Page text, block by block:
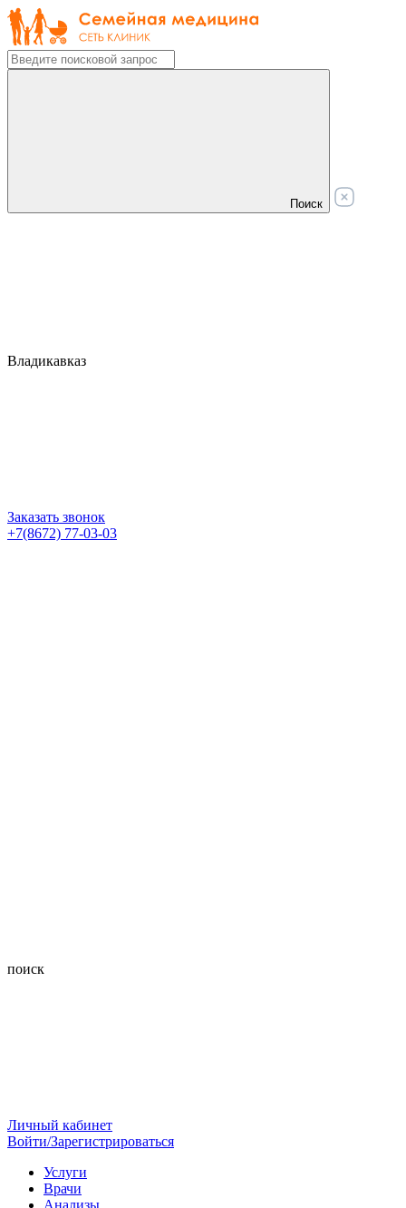
Поиск
Владикавказ
Заказать звонок
+7(8672) 77-03-03
поиск
Личный кабинет
Войти/Зарегистрироваться
Услуги
Врачи
Анализы